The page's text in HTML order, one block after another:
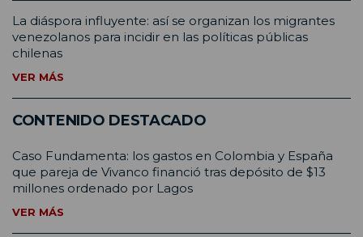
La diáspora influyente: así se organizan los migrantes
venezolanos para incidir en las políticas públicas
chilenas
VER MÁS
CONTENIDO DESTACADO
Caso Fundamenta: los gastos en Colombia y España
que pareja de Vivanco financió tras depósito de $13
millones ordenado por Lagos
VER MÁS